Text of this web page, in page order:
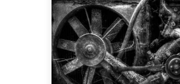
可以，一步到位。 先把镜
到N1的ip地址通过Xshell登
次进入需要修改密码再写入
了/boot/create-mbr-
拔U盘，插电重启 切换中国